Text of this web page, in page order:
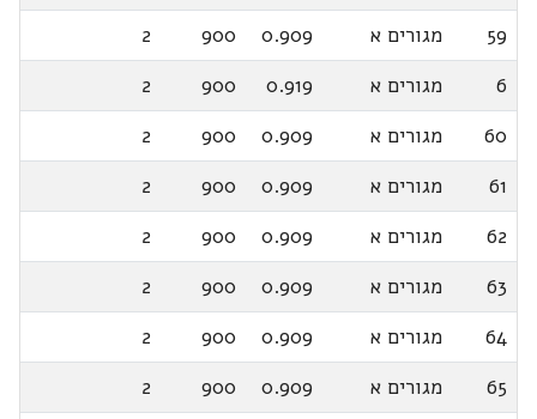
59
מגורים א 0.909
900
2
6
מגורים א 0.919
900
2
60
מגורים א 0.909
900
2
61
מגורים א 0.909
900
2
62
מגורים א 0.909
900
2
63
מגורים א 0.909
900
2
64
מגורים א 0.909
900
2
65
מגורים א 0.909
900
2